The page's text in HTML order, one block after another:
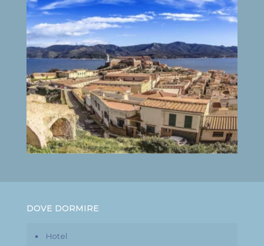
DOVE DORMIRE
Hotel